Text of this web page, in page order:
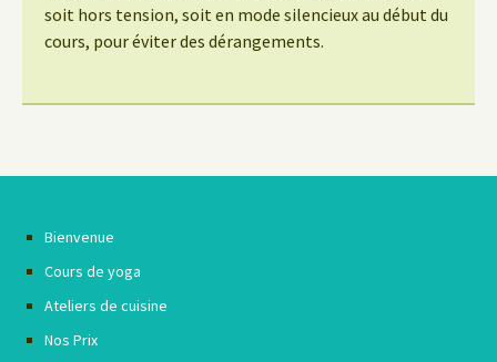
soit hors tension, soit en mode silencieux au début du
cours, pour éviter des dérangements.
Bienvenue
Cours de yoga
Ateliers de cuisine
Nos Prix